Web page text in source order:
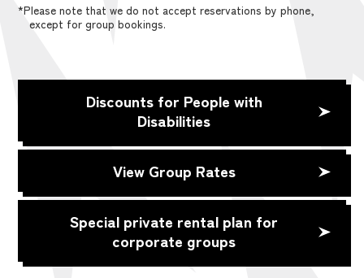
*Please note that we do not accept reservations by phone,
except for group bookings.
Discounts for People with
Disabilities
View Group Rates
Special private rental plan for
corporate groups